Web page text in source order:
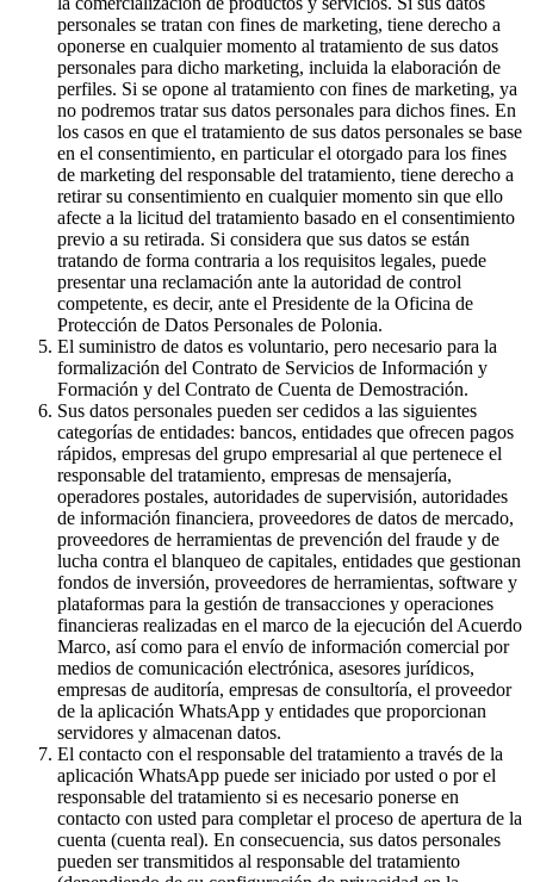
personales se tratan con fines de marketing, tiene derecho a
oponerse en cualquier momento al tratamiento de sus datos
personales para dicho marketing, incluida la elaboración de
perfiles. Si se opone al tratamiento con fines de marketing, ya
no podremos tratar sus datos personales para dichos fines. En
los casos en que el tratamiento de sus datos personales se base
en el consentimiento, en particular el otorgado para los fines
de marketing del responsable del tratamiento, tiene derecho a
retirar su consentimiento en cualquier momento sin que ello
afecte a la licitud del tratamiento basado en el consentimiento
previo a su retirada. Si considera que sus datos se están
tratando de forma contraria a los requisitos legales, puede
presentar una reclamación ante la autoridad de control
competente, es decir, ante el Presidente de la Oficina de
Protección de Datos Personales de Polonia.
El suministro de datos es voluntario, pero necesario para la
formalización del Contrato de Servicios de Información y
Formación y del Contrato de Cuenta de Demostración.
Sus datos personales pueden ser cedidos a las siguientes
categorías de entidades: bancos, entidades que ofrecen pagos
rápidos, empresas del grupo empresarial al que pertenece el
responsable del tratamiento, empresas de mensajería,
operadores postales, autoridades de supervisión, autoridades
de información financiera, proveedores de datos de mercado,
proveedores de herramientas de prevención del fraude y de
lucha contra el blanqueo de capitales, entidades que gestionan
fondos de inversión, proveedores de herramientas, software y
plataformas para la gestión de transacciones y operaciones
financieras realizadas en el marco de la ejecución del Acuerdo
Marco, así como para el envío de información comercial por
medios de comunicación electrónica, asesores jurídicos,
empresas de auditoría, empresas de consultoría, el proveedor
de la aplicación WhatsApp y entidades que proporcionan
servidores y almacenan datos.
El contacto con el responsable del tratamiento a través de la
aplicación WhatsApp puede ser iniciado por usted o por el
responsable del tratamiento si es necesario ponerse en
contacto con usted para completar el proceso de apertura de la
cuenta (cuenta real). En consecuencia, sus datos personales
pueden ser transmitidos al responsable del tratamiento